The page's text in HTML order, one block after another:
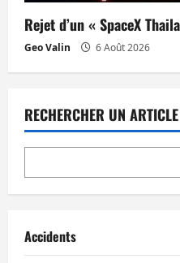
Rejet d’un « SpaceX
Geo Valin 6 Août 2026
RECHERCHER UN ARTICLE
Accidents